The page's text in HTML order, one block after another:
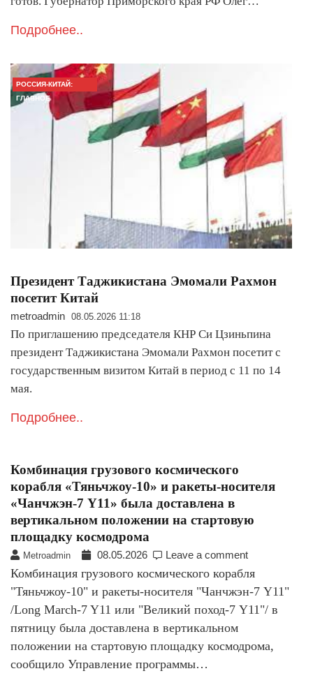
Подробнее..
РОССИЯ-КИТАЙ:
ГЛАВНОЕ
Президент Таджикистана Эмомали Рахмон
посетит Китай
metroadmin 08.05.2026 11:18
По приглашению председателя КНР Си Цзиньпина
президент Таджикистана Эмомали Рахмон посетит с
государственным визитом Китай в период с 11 по 14
мая.
Подробнее..
Комбинация грузового космического
корабля «Тяньчжоу-10» и ракеты-носителя
«Чанчжэн-7 Y11» была доставлена в
вертикальном положении на стартовую
площадку космодрома
Metroadmin 08.05.2026 Leave a comment
Комбинация грузового космического корабля
"Тяньчжоу-10" и ракеты-носителя "Чанчжэн-7 Y11"
/Long March-7 Y11 или "Великий поход-7 Y11"/ в
пятницу была доставлена в вертикальном
положении на стартовую площадку космодрома,
сообщило Управление программы…